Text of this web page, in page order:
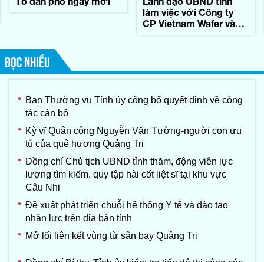
làm việc với Công ty
CP Vietnam Wafer và
ĐỌC NHIỀU
Ban Thường vụ Tỉnh ủy công bố quyết định về công
tác cán bộ
Kỳ vĩ Quận công Nguyễn Văn Tường-người con ưu
tú của quê hương Quảng Trị
Đồng chí Chủ tịch UBND tỉnh thăm, động viên lực
lượng tìm kiếm, quy tập hài cốt liệt sĩ tại khu vực
Câu Nhi
Đề xuất phát triển chuỗi hệ thống Y tế và đào tạo
nhân lực trên địa bàn tỉnh
Mở lối liên kết vùng từ sân bay Quảng Trị